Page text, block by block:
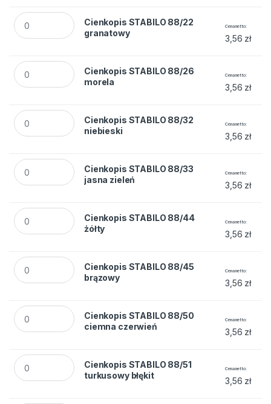
Cienkopis STABILO 88/22 granatowy quantity
Cienkopis STABILO 88/22
granatowy
Cena netto
3,56 zł
Cienkopis STABILO 88/26 morela quantity
Cienkopis STABILO 88/26
morela
Cena netto
3,56 zł
Cienkopis STABILO 88/32 niebieski quantity
Cienkopis STABILO 88/32
niebieski
Cena netto
3,56 zł
Cienkopis STABILO 88/33 jasna zieleń quantity
Cienkopis STABILO 88/33
jasna zieleń
Cena netto
3,56 zł
Cienkopis STABILO 88/44 żółty quantity
Cienkopis STABILO 88/44
żółty
Cena netto
3,56 zł
Cienkopis STABILO 88/45 brązowy quantity
Cienkopis STABILO 88/45
brązowy
Cena netto
3,56 zł
Cienkopis STABILO 88/50 ciemna czerwień quantity
Cienkopis STABILO 88/50
ciemna czerwień
Cena netto
3,56 zł
Cienkopis STABILO 88/51 turkusowy błękit quantity
Cienkopis STABILO 88/51
turkusowy błękit
Cena netto
3,56 zł